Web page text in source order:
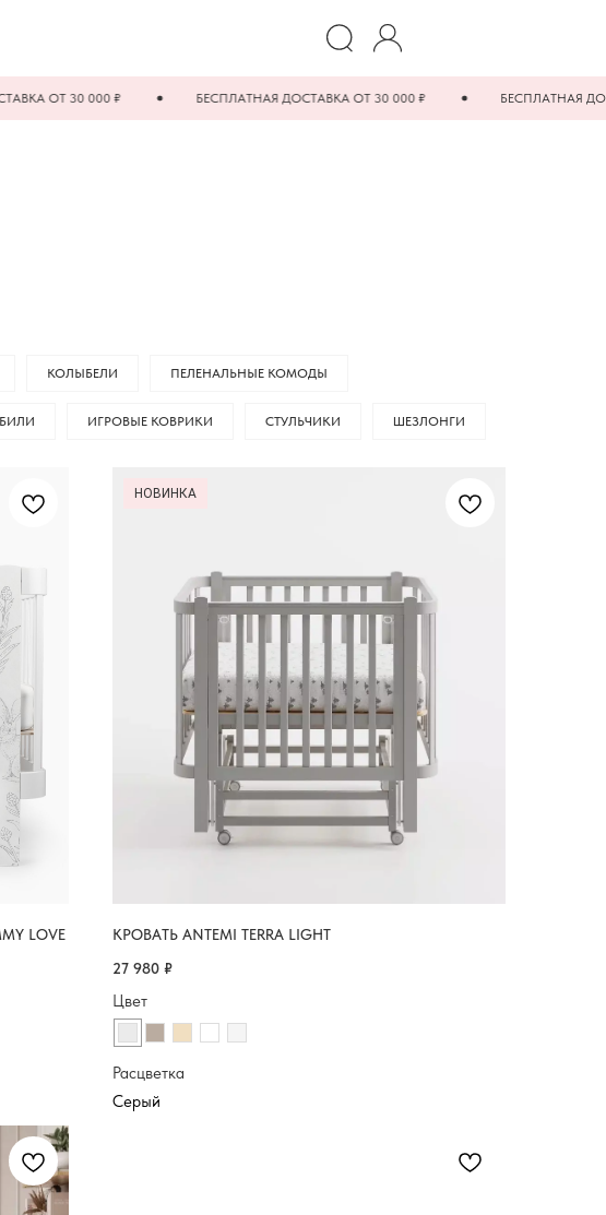
30 000 ₽ БЕСПЛАТНАЯ ДОСТАВКА ОТ 30 000 ₽ БЕСПЛАТНАЯ
КОЛЫБЕЛИ ПЕЛЕНАЛЬНЫЕ КОМОДЫ
ИГРОВЫЕ КОВРИКИ СТУЛЬЧИКИ ШЕЗЛОНГИ
LOVE
НОВИНКА
КРОВАТЬ ANTEMI TERRA LIGHT
27 980 ₽
Цвет
Расцветка